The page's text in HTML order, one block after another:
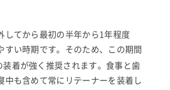
してから最初の半年から1年程度
すい時期です。そのため、この期間
装着が強く推奨されます。食事と歯
中も含めて常にリテーナーを装着し